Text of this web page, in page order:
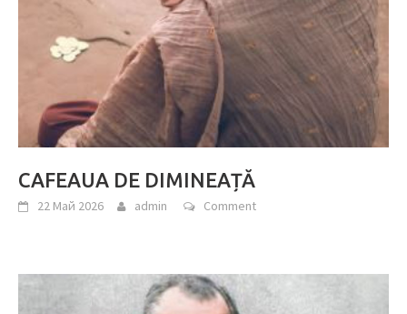
CAFEAUA DE DIMINEAȚĂ
22 Май 2026 admin Comment